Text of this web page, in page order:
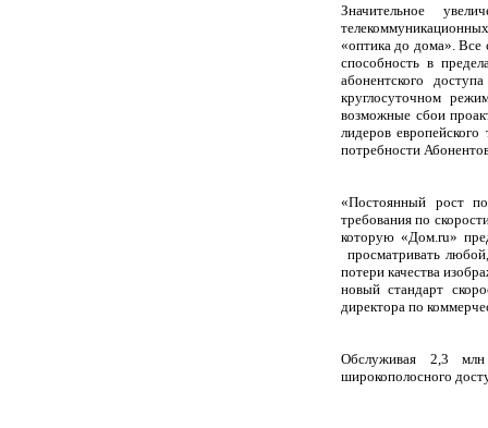
Значительное
«оптика до дома». Все
способность в
абонентского
круглосуточном
возможные сбои
лидеров
потребности
«Постоянный рост
требования по
которую «Дом. ru»
просматривать
потери качества
новый стандарт
директора по
Обслуживая 2,3 млн
широкополосного